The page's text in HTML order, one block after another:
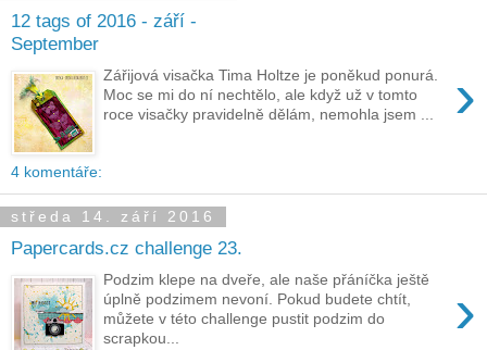
12 tags of 2016 - září -
September
›
Zářijová visačka Tima Holtze je poněkud ponurá.
Moc se mi do ní nechtělo, ale když už v tomto
roce visačky pravidelně dělám, nemohla jsem ...
4 komentáře:
středa 14. září 2016
Papercards.cz challenge 23.
›
Podzim klepe na dveře, ale naše přáníčka ještě
úplně podzimem nevoní. Pokud budete chtít,
můžete v této challenge pustit podzim do
scrapkou...